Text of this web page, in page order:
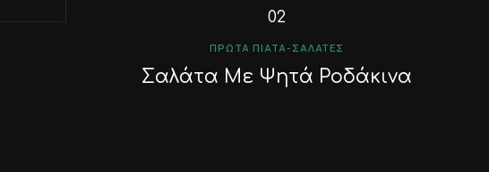
ΠΡΏΤΑ ΠΙΆΤΑ-ΣΑΛΆΤΕΣ
Σαλάτα Με Ψητά Ροδάκινα